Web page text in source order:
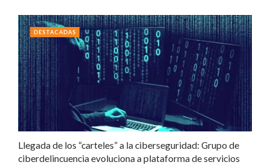
Llegada de los “carteles” a la ciberseguridad: Grupo de
ciberdelincuencia evoluciona a plataforma de servicios
DESTACADAS